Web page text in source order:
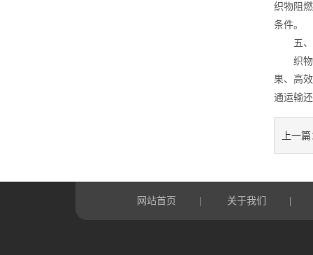
织物阻
条件。
五、
织物阻
果、高
通运输
上一
网站首页 关于我们